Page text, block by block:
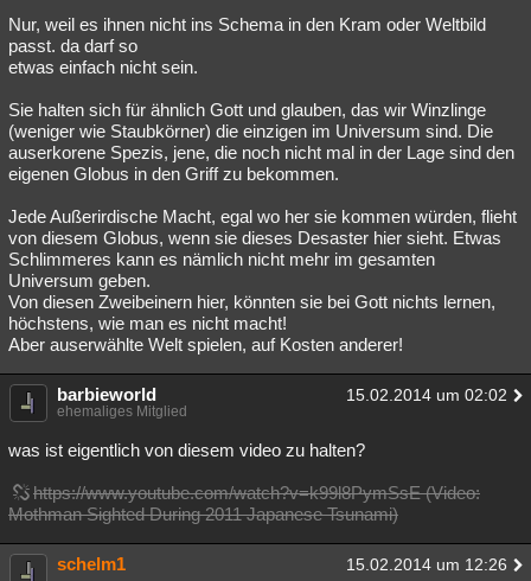
Nur, weil es ihnen nicht ins Schema in den Kram oder Weltbild
passt. da darf so
etwas einfach nicht sein.
Sie halten sich für ähnlich Gott und glauben, das wir Winzlinge
(weniger wie Staubkörner) die einzigen im Universum sind. Die
auserkorene Spezis, jene, die noch nicht mal in der Lage sind den
eigenen Globus in den Griff zu bekommen.
Jede Außerirdische Macht, egal wo her sie kommen würden, flieht
von diesem Globus, wenn sie dieses Desaster hier sieht. Etwas
Schlimmeres kann es nämlich nicht mehr im gesamten
Universum geben.
Von diesen Zweibeinern hier, könnten sie bei Gott nichts lernen,
höchstens, wie man es nicht macht!
Aber auserwählte Welt spielen, auf Kosten anderer!
barbieworld 15.02.2014 um 02:02
ehemaliges Mitglied
was ist eigentlich von diesem video zu halten?
https://www.youtube.com/watch?v=k99l8PymSsE (Video:
Mothman Sighted During 2011 Japanese Tsunami)
schelm1 15.02.2014 um 12:26